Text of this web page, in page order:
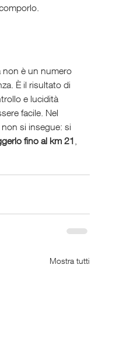
non è un numero
È il risultato di
e lucidità
facile. Nel
si insegue: si
fino al km 21
Mostra tutti